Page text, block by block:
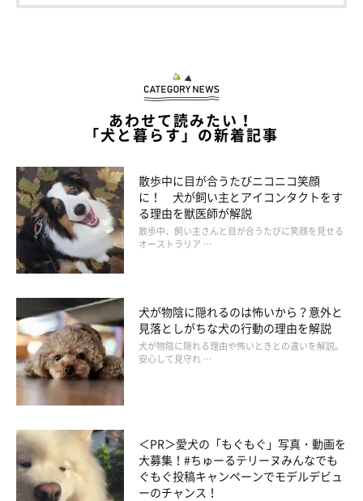
あわせて読みたい！
「犬と暮らす」の新着記事
散歩中に目が合うたびニコニコ笑顔
に！ 犬が飼い主とアイコンタクトをす
る理由を獣医師が解説
散歩中、飼い主さんと目が合うたびに笑顔を見せる
オーストラリア …
犬が物陰に隠れるのは怖いから？意外と
見落としがちな犬の行動の理由を解説
犬が物陰に隠れる理由や怖いときとの違いを解説。
安心して見守れ …
＜PR＞愛犬の「もぐもぐ」写真・動画を
大募集！#ちゅーるテリーヌみんなでも
ぐもぐ投稿キャンペーンでモデルデビュ
ーのチャンス！